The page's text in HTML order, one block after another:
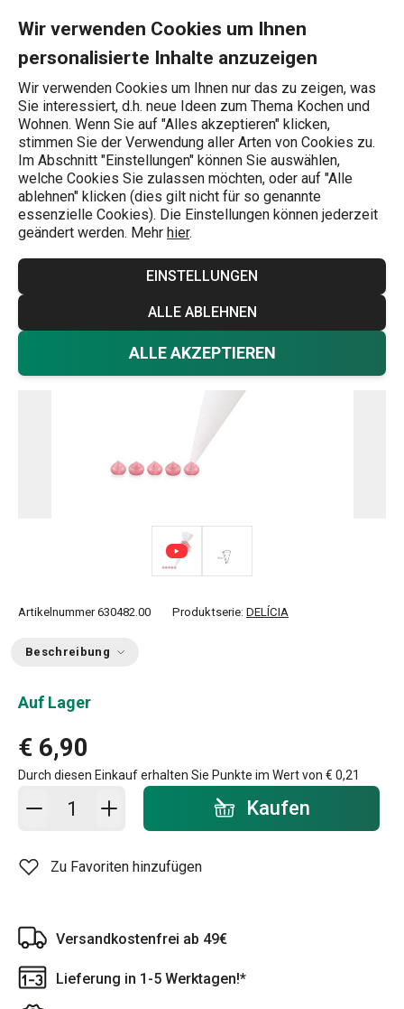
Wir verwenden Cookies um Ihnen
personalisierte Inhalte anzuzeigen
Wir verwenden Cookies um Ihnen nur das zu zeigen, was
Sie interessiert, d.h. neue Ideen zum Thema Kochen und
Wohnen. Wenn Sie auf "Alles akzeptieren" klicken,
stimmen Sie der Verwendung aller Arten von Cookies zu.
Im Abschnitt "Einstellungen" können Sie auswählen,
welche Cookies Sie zulassen möchten, oder auf "Alle
ablehnen" klicken (dies gilt nicht für so genannte
essenzielle Cookies). Die Einstellungen können jederzeit
geändert werden. Mehr hier.
EINSTELLUNGEN
ALLE ABLEHNEN
ALLE AKZEPTIEREN
Wonach suchen Sie?
Werkzeuge zum Dekorieren
Spritzbeutel DELÍCIA 35 cm, aus
Leinwand
Artikelnummer 630482.00 Produktserie: DELÍCIA
Beschreibung
Auf Lager
€ 6,90
Durch diesen Einkauf erhalten Sie Punkte im Wert von € 0,21
In den Warenkorb - Menge Kaufen
Zu Favoriten hinzufügen
Versandkostenfrei ab 49€
Lieferung in 1-5 Werktagen!*